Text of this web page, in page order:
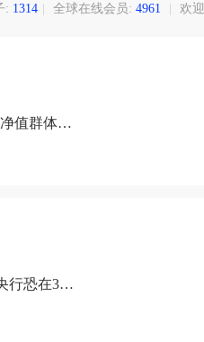
: 1314 全球在线会员: 4961 欢
值群体成
行恐在3月